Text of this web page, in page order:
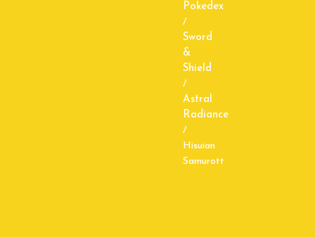
Pokedex
/
Sword
&
Shield
/
Astral
Radiance
/
Hisuian
Samurott